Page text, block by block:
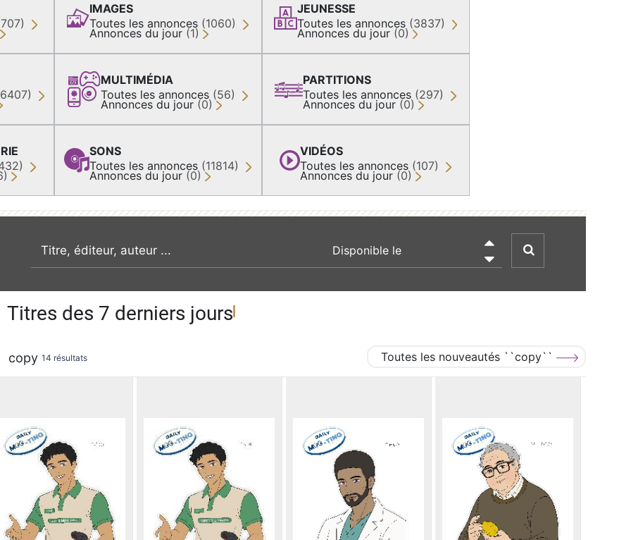
IMAGES
Toutes les annonces (1060)
Annonces du jour (1)
MULTIMÉDIA
Toutes les annonces (56)
Annonces du jour (0)
SONS
Toutes les annonces (11814)
Annonces du jour (0)
JEUNESSE
Toutes les annonces (3837)
Annonces du jour (0)
PARTITIONS
Toutes les annonces (297)
Annonces du jour (0)
VIDÉOS
Toutes les annonces (107)
Annonces du jour (0)
recherche par mot clé

Titres des 7 derniers jours
copy 14 résultats Toutes les nouveautés ``copy``